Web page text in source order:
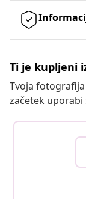
Ti je kupljeni
Tvoja
začetek uporabi